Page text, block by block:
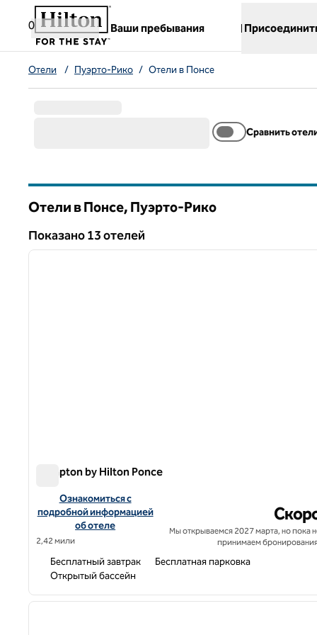
Перейти к содержанию
0
Ваши пребывания
,открывается новая вкладка
Отели / Пуэрто-Рико / Отели в Понсе
Сравнить
Отели в Понсе, Пуэрто-Рико
Показанo 13 отелей
Показанo 13 отелей
1 из 12
Hampton by Hilton Ponce
Посмотреть информацию об отеле Hampton by Hilton
Ознакомиться с
подробной информацией
об отеле
2,42 мили
Мы открываемся 2027 марта, но пока
принимаем
Бесплатный завтрак
Бесплатная парковка
Открытый бассейн
1 из 12